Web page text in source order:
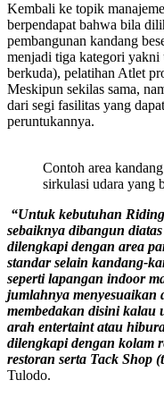
Kembali ke topik
berpendapat bahwa bila
pembangunan kandang
menjadi tiga kategori
berkuda), pelatihan Atlet
Meskipun sekilas sama,
dari segi fasilitas yang
peruntukannya.
Contoh area
sirkulasi udara yang
“Untuk kebutuhan
sebaiknya dibangun
dilengkapi dengan area
standar selain kandang-
seperti lapangan indoor
jumlahnya menyesuaikan
membedakan disini
arah entertaint atau
dilengkapi dengan kolam
restoran serta Tack Shop
Tulodo.